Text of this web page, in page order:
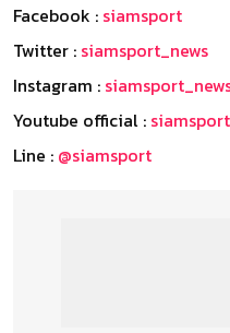
Facebook : siamsport
Twitter : siamsport_news
Instagram :
Youtube official : siamsport
Line : @siamsport